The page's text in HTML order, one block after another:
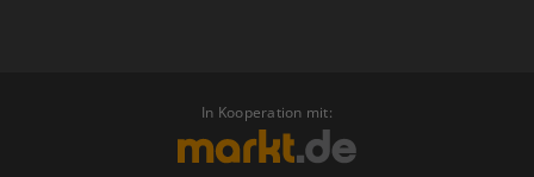
In Kooperation mit: